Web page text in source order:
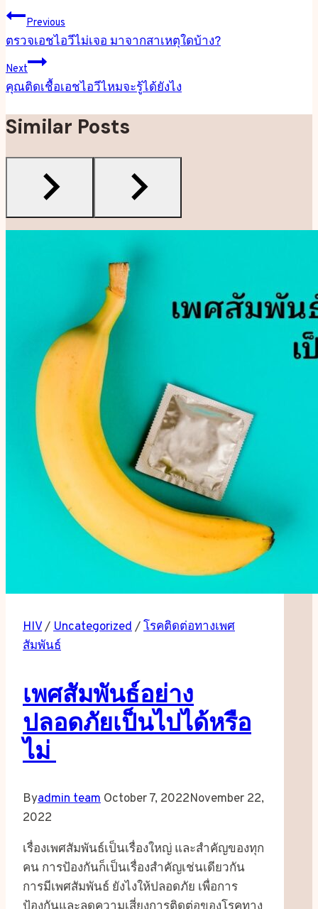
Previous
ตรวจเอชไอวีไม่เจอ มาจากสาเหตุใดบ้าง?
Next
คุณติดเชื้อเอชไอวีไหมจะรู้ได้ยังไง
Similar Posts
HIV/Uncategorized/โรคติดต่อทางเพศ
สัมพันธ์
เพศสัมพันธ์อย่าง
ปลอดภัยเป็นไปได้หรือ
ไม่
Byadmin team October 7, 2022November 22,
2022
เรื่องเพศสัมพันธ์เป็นเรื่องใหญ่ และสำคัญของทุก
คน การป้องกันก็เป็นเรื่องสำคัญเช่นเดียวกัน
การมีเพศสัมพันธ์ ยังไงให้ปลอดภัย เพื่อการ